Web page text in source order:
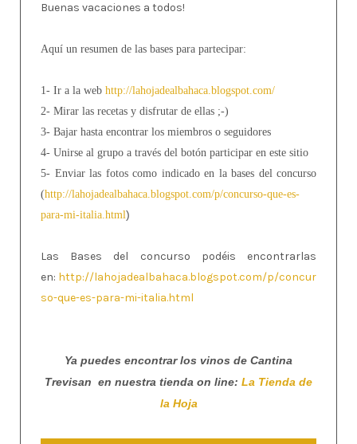
Buenas vacaciones a todos!
Aquí un resumen de las bases para partecipar:
1- Ir a la web http://lahojadealbahaca.bl​ogspot.com/
2- Mirar las recetas y disfrutar de ellas ;-)
3- Bajar hasta encontrar los miembros o seguidores
4- Unirse al grupo a través del botón participar en este sitio
5- Enviar las fotos como indicado en la bases del concurso
(http://lahojadealbahaca.bl​ogspot.com/p/concurso-que-​es-
para-mi-italia.html)
Las Bases del concurso podéis encontrarlas
en: http://lahojadealbahaca.blogspot.com/p/concur
so-que-es-para-mi-italia.html
Ya puedes encontrar los vinos de Cantina
Trevisan en nuestra tienda on line: La Tienda de
la Hoja